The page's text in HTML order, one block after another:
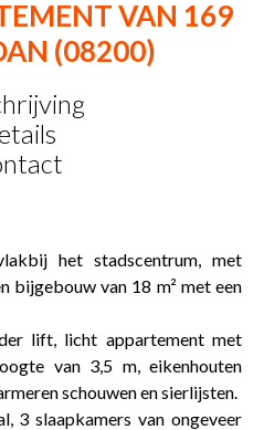
VAN 169
(08200)
het stadscentrum, met
bijgebouw van 18 m² met een
lift, licht appartement met
van 3,5 m, eikenhouten
schouwen en sierlijsten.
3 slaapkamers van ongeveer